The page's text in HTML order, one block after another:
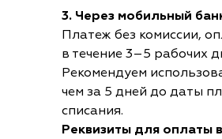
3. Через мобильный
Платеж без комиссии,
в течение 3–5 рабочих
Рекомендуем
чем за 5 дней до даты
списания.
Реквизиты для оплаты